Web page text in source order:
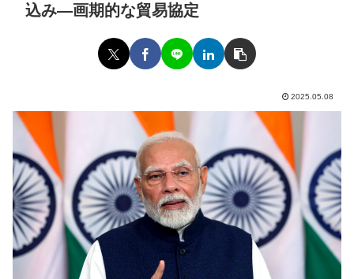
込み―画期的な貿易協定
2025.05.08